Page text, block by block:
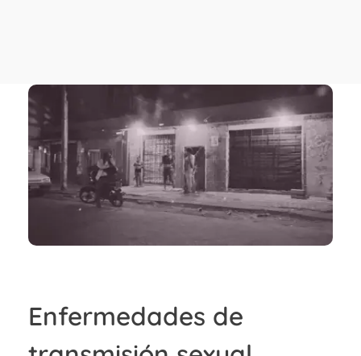
Enfermedades de